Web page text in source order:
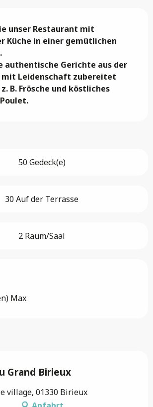
unser Restaurant mit
Küche in einer gemütlichen
authentische Gerichte aus der
mit Leidenschaft zubereitet
B. Frösche und köstliches
50 Gedeck(e)
30 Auf der Terrasse
2 Raum/Saal
Max
Grand Birieux
village, 01330 Birieux